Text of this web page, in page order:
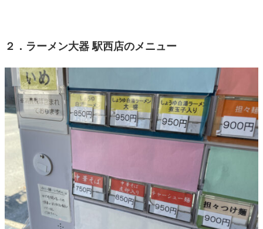
２．ラーメン大器 駅西店のメニュー